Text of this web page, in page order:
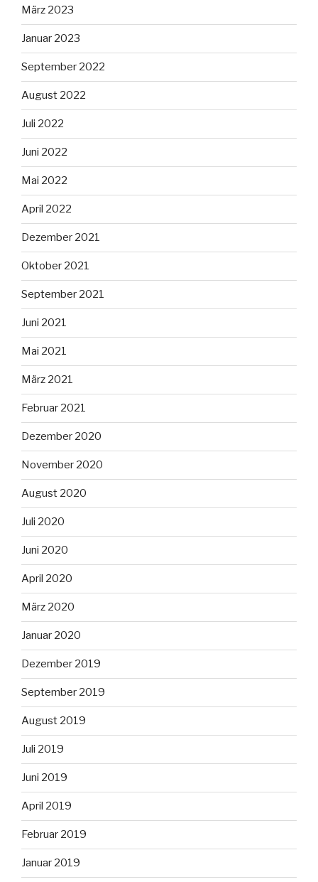
März 2023
Januar 2023
September 2022
August 2022
Juli 2022
Juni 2022
Mai 2022
April 2022
Dezember 2021
Oktober 2021
September 2021
Juni 2021
Mai 2021
März 2021
Februar 2021
Dezember 2020
November 2020
August 2020
Juli 2020
Juni 2020
April 2020
März 2020
Januar 2020
Dezember 2019
September 2019
August 2019
Juli 2019
Juni 2019
April 2019
Februar 2019
Januar 2019